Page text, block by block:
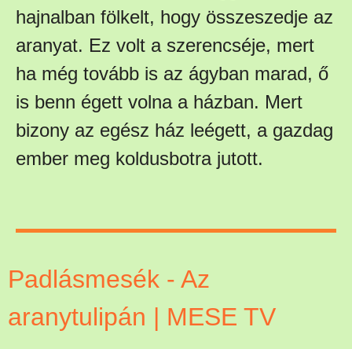
hajnalban fölkelt, hogy összeszedje az
aranyat. Ez volt a szerencséje, mert
ha még tovább is az ágyban marad, ő
is benn égett volna a házban. Mert
bizony az egész ház leégett, a gazdag
ember meg koldusbotra jutott.
Padlásmesék - Az
aranytulipán | MESE TV